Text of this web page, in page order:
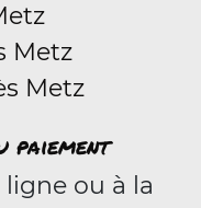
Metz
Metz
paiement
ou à la